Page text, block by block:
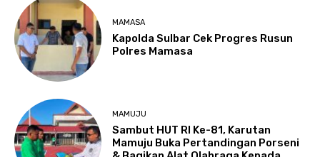
MAMASA
Kapolda Sulbar Cek Progres Rusun
Polres Mamasa
MAMUJU
Sambut HUT RI Ke-81, Karutan
Mamuju Buka Pertandingan Porseni